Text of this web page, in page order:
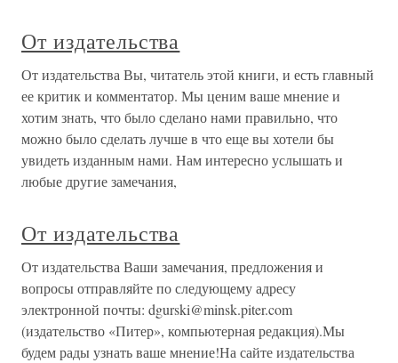
От издательства
От издательства Вы, читатель этой книги, и есть главный
ее критик и комментатор. Мы ценим ваше мнение и
хотим знать, что было сделано нами правильно, что
можно было сделать лучше в что еще вы хотели бы
увидеть изданным нами. Нам интересно услышать и
любые другие замечания,
От издательства
От издательства Ваши замечания, предложения и
вопросы отправляйте по следующему адресу
электронной почты: dgurski@minsk.piter.com
(издательство «Питер», компьютерная редакция).Мы
будем рады узнать ваше мнение!На сайте издательства